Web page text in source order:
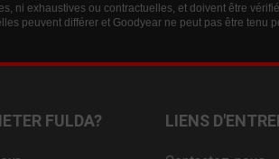
ni exhaustives ou contractuelles, et doivent être
peuvent différer et Goodyear ne peut pas être tenu
FULDA? LIENS